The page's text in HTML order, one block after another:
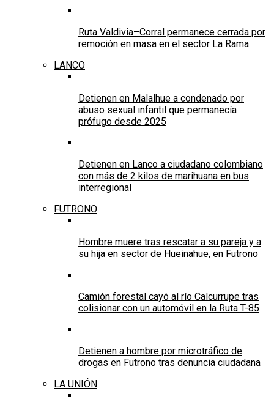
Ruta Valdivia–Corral permanece cerrada por
remoción en masa en el sector La Rama
LANCO
Detienen en Malalhue a condenado por
abuso sexual infantil que permanecía
prófugo desde 2025
Detienen en Lanco a ciudadano colombiano
con más de 2 kilos de marihuana en bus
interregional
FUTRONO
Hombre muere tras rescatar a su pareja y a
su hija en sector de Hueinahue, en Futrono
Camión forestal cayó al río Calcurrupe tras
colisionar con un automóvil en la Ruta T-85
Detienen a hombre por microtráfico de
drogas en Futrono tras denuncia ciudadana
LA UNIÓN